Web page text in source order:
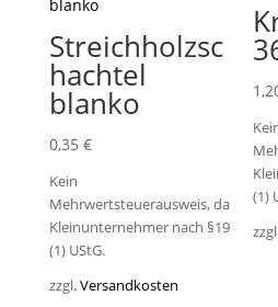
Streichholzsc
hachtel
blanko
0,35 €
Kein
Mehrwertsteuerausweis, da
Kleinunternehmer nach §19
(1) UStG.
zzgl.Versandkosten
(1)